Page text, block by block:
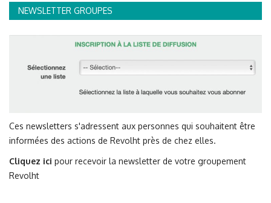
NEWSLETTER GROUPES
Ces newsletters s'adressent aux personnes qui souhaitent être
informées des actions de Revolht près de chez elles.
Cliquez ici pour recevoir la newsletter de votre groupement
Revolht